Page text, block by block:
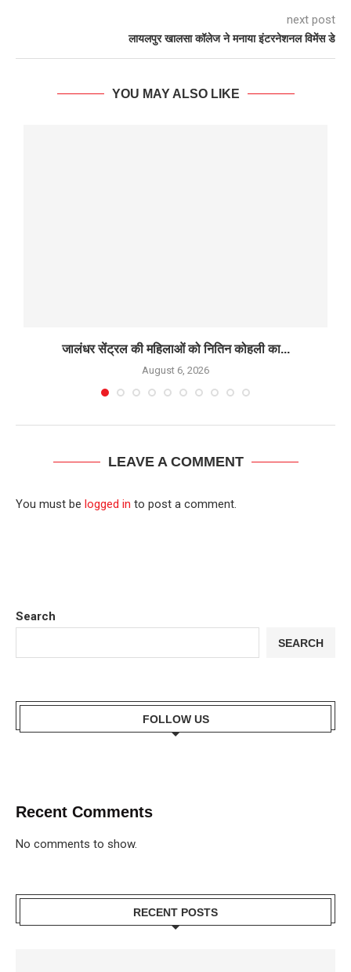
next post
लायलपुर खालसा कॉलेज ने मनाया इंटरनेशनल विमेंस डे
YOU MAY ALSO LIKE
जालंधर सेंट्रल की महिलाओं को नितिन कोहली का...
August 6, 2026
LEAVE A COMMENT
You must be logged in to post a comment.
Search
SEARCH
FOLLOW US
Recent Comments
No comments to show.
RECENT POSTS